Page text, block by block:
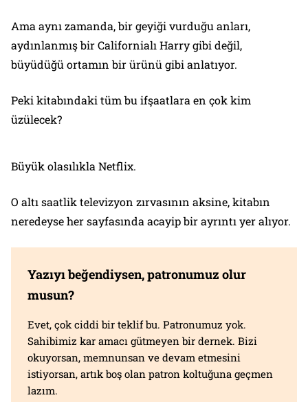
Ama aynı zamanda, bir geyiği vurduğu anları,
aydınlanmış bir Californialı Harry gibi değil,
büyüdüğü ortamın bir ürünü gibi anlatıyor.
Peki kitabındaki tüm bu ifşaatlara en çok kim
üzülecek?
Büyük olasılıkla Netflix.
O altı saatlik televizyon zırvasının aksine, kitabın
neredeyse her sayfasında acayip bir ayrıntı yer alıyor.
Yazıyı beğendiysen, patronumuz olur
musun?
Evet, çok ciddi bir teklif bu. Patronumuz yok.
Sahibimiz kar amacı gütmeyen bir dernek. Bizi
okuyorsan, memnunsan ve devam etmesini
istiyorsan, artık boş olan patron koltuğuna geçmen
lazım.